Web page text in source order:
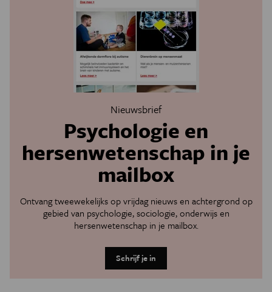
Nieuwsbrief
Psychologie en
hersenwetenschap in je
mailbox
Ontvang tweewekelijks op vrijdag nieuws en achtergrond op
gebied van psychologie, sociologie, onderwijs en
hersenwetenschap in je mailbox.
Schrijf je in